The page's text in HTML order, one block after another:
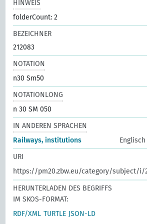
HINWEIS
folderCount: 2
BEZEICHNER
212083
NOTATION
n30 Sm50
NOTATIONLONG
n 30 SM 050
IN ANDEREN SPRACHEN
Railways, institutions
Englisch
URI
https://pm20.zbw.eu/category/subject/i/
HERUNTERLADEN DES BEGRIFFS
IM SKOS-FORMAT:
RDF/XML TURTLE JSON-LD